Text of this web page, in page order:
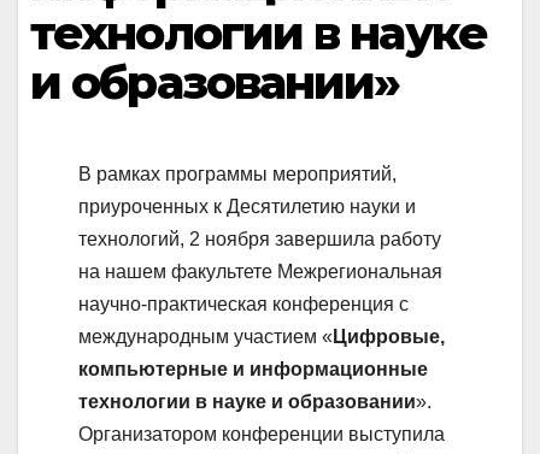
технологии в науке
и образовании»
В рамках программы мероприятий,
приуроченных к Десятилетию науки и
технологий, 2 ноября завершила работу
на нашем факультете Межрегиональная
научно-практическая конференция с
международным участием « Цифровые,
компьютерные и информационные
технологии в науке и образовании».
Организатором конференции выступила